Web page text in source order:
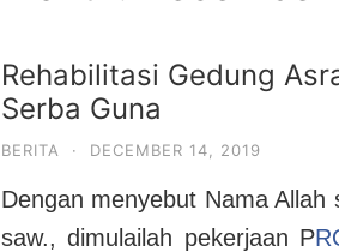
Rehabilitasi Gedung
Serba Guna
BERITA · DECEMBER 14, 2019
Dengan menyebut Nama
saw., dimulailah pekerjaan P